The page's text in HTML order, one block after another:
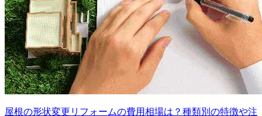
屋根の形状変更リフォームの費用相場は？種類別の特徴や注